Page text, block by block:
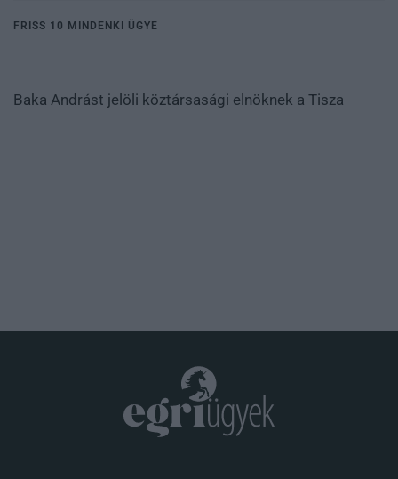
FRISS 10 MINDENKI ÜGYE
Baka Andrást jelöli köztársasági elnöknek a Tisza